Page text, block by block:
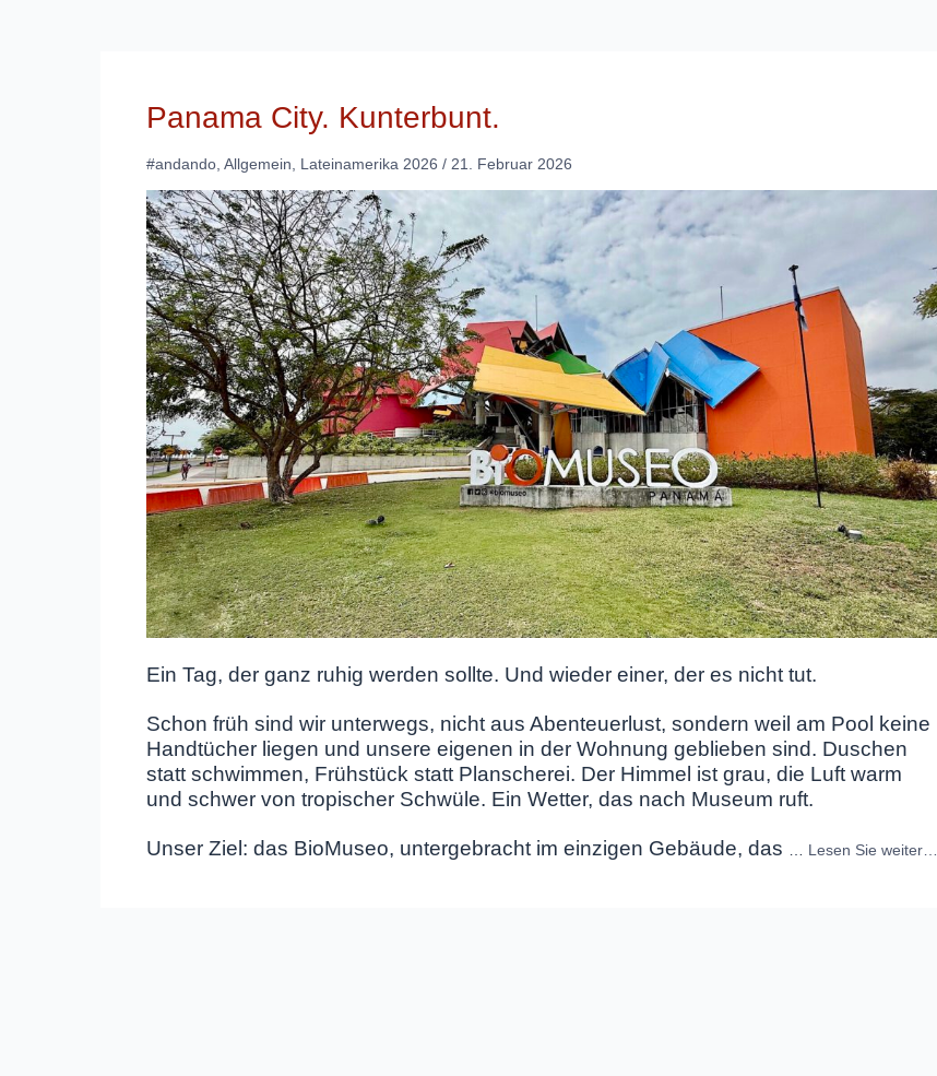
Panama City. Kunterbunt.
#andando Allgemein Lateinamerika 2026 / 21. Februar 2026
Ein Tag, der ganz ruhig werden sollte. Und wieder einer, der es nicht tut.
Schon früh sind wir unterwegs, nicht aus Abenteuerlust, sondern weil am Pool keine
Handtücher liegen und unsere eigenen in der Wohnung geblieben sind. Duschen
statt schwimmen, Frühstück statt Planscherei. Der Himmel ist grau, die Luft warm
und schwer von tropischer Schwüle. Ein Wetter, das nach Museum ruft.
Unser Ziel: das BioMuseo, untergebracht im einzigen Gebäude, das … Lesen Sie weiter…